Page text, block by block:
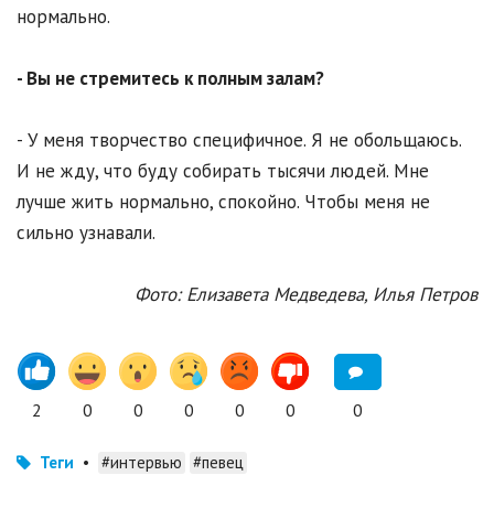
нормально.
- Вы не стремитесь к полным залам?
- У меня творчество специфичное. Я не обольщаюсь.
И не жду, что буду собирать тысячи людей. Мне
лучше жить нормально, спокойно. Чтобы меня не
сильно узнавали.
Фото: Елизавета Медведева, Илья Петров
2 0 0 0 0 0 0
Теги • #интервью #певец